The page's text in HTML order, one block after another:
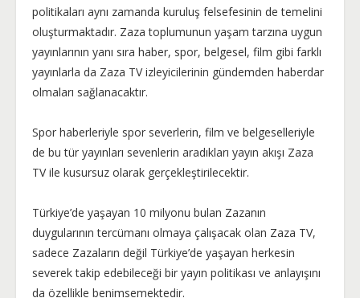
politikaları aynı zamanda kuruluş felsefesinin de temelini
oluşturmaktadır. Zaza toplumunun yaşam tarzına uygun
yayınlarının yanı sıra haber, spor, belgesel, film gibi farklı
yayınlarla da Zaza TV izleyicilerinin gündemden haberdar
olmaları sağlanacaktır.
Spor haberleriyle spor severlerin, film ve belgeselleriyle
de bu tür yayınları sevenlerin aradıkları yayın akışı Zaza
TV ile kusursuz olarak gerçekleştirilecektir.
Türkiye’de yaşayan 10 milyonu bulan Zazanın
duygularının tercümanı olmaya çalışacak olan Zaza TV,
sadece Zazaların değil Türkiye’de yaşayan herkesin
severek takip edebileceği bir yayın politikası ve anlayışını
da özellikle benimsemektedir.